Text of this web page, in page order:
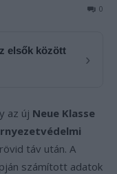
0
elsők között
›
az új Neue Klasse
táv után. A
számított adatok